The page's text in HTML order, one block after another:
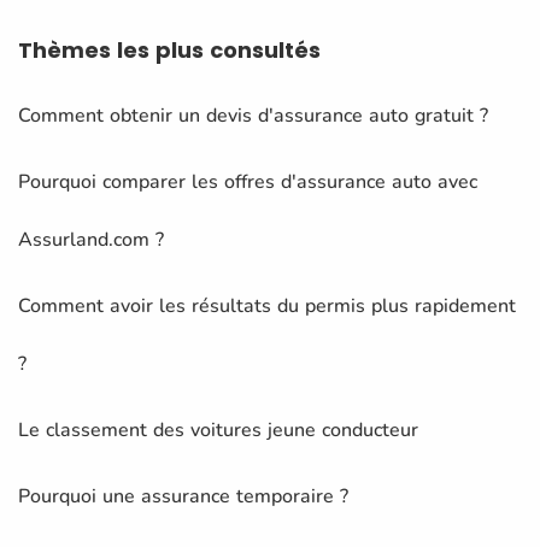
Thèmes les plus consultés
Comment obtenir un devis d'assurance auto gratuit ?
Pourquoi comparer les offres d'assurance auto avec
Assurland.com ?
Comment avoir les résultats du permis plus rapidement
?
Le classement des voitures jeune conducteur
Pourquoi une assurance temporaire ?